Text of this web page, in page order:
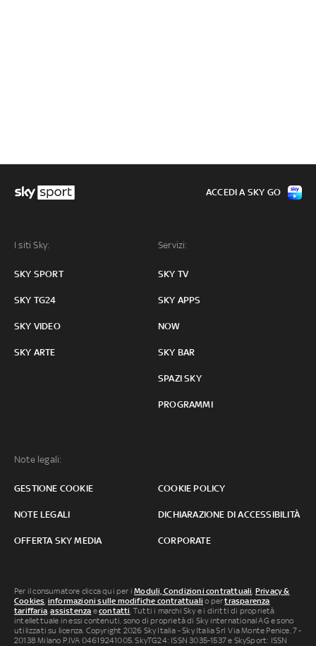
I siti Sky:
SKY SPORT
SKY TG24
SKY VIDEO
SKY ARTE
Servizi:
SKY TV
SKY APPS
NOW
SKY BAR
SPAZI SKY
PROGRAMMI
Note legali:
GESTIONE COOKIE COOKIE POLICY
NOTE LEGALI DICHIARAZIONE DI ACCESSIBILITÀ
OFFERTA SKY MEDIA CORPORATE
ACCEDI A SKY GO
Per il consumatore clicca qui per iModuli, Condizioni contrattuali Privacy &
Cookies informazioni sulle modifiche contrattuali o pertrasparenza
tariffaria ,assistenza econtatti . Tutti i marchi Sky e i diritti di proprietà
intellettuale in essi contenuti, sono di proprietà di Sky international AG e sono
utilizzati su licenza. Copyright 2026 Sky Italia - Sky Italia Srl Via Monte Penice, 7 -
20138 Milano P.IVA 04619241005. SkyTG24: ISSN 3035-1537 e SkySport: ISSN